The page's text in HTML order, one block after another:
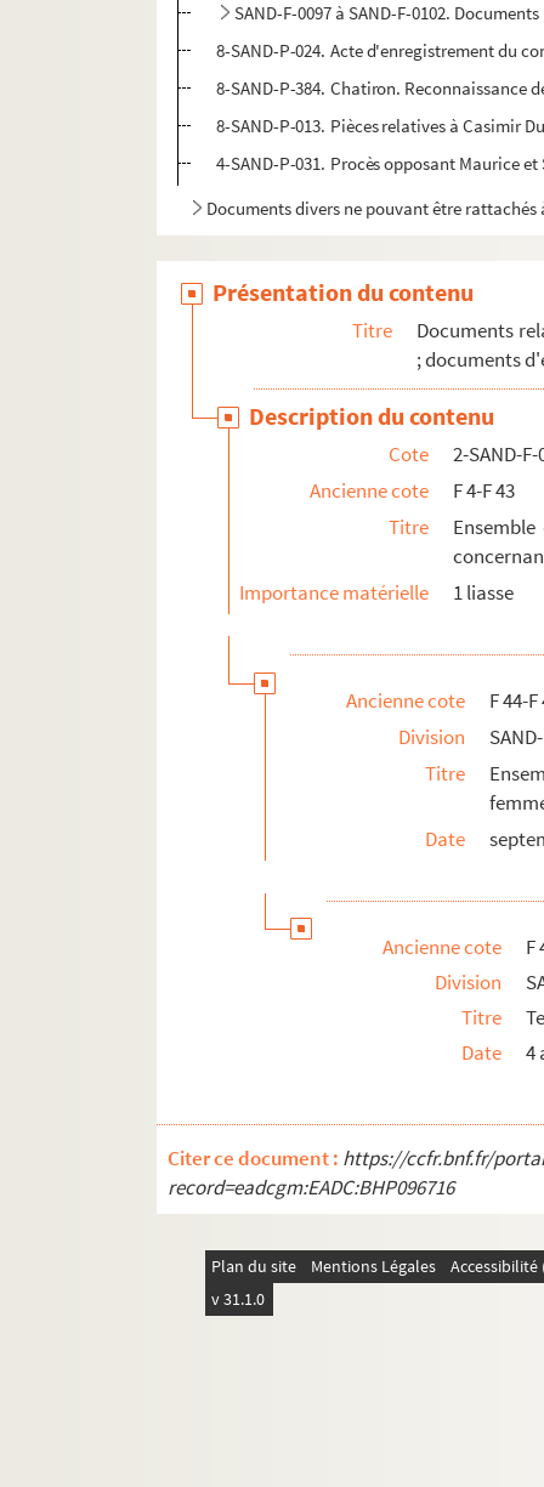
SAND-F-0097 à SAND-F-0102.
8-SAND-P-024. Acte d'enregistrement du
8-SAND-P-384. Chatiron. Reconnaissance
8-SAND-P-013. Pièces relatives à Casimir
4-SAND-P-031. Procès opposant Maurice
Documents divers ne pouvant être
Présentation du contenu
Titre
Documents
; documents
Description du contenu
Cote
2-SAND-
Ancienne cote
F 4-F 43
Titre
Importance matérielle
1 liasse
Ancienne cote
F 44-F
Division
Titre
Date
Ancienne cote
F
Division
Titre
Date
4
Citer ce document : https://ccfr.bnf.fr/
record=eadcgm:EADC:BHP096716
Plan du site Mentions Légales
v 31.1.0